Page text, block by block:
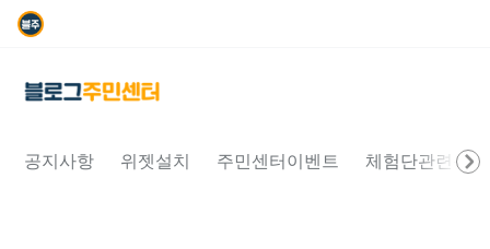
공지사항 위젯설치 주민센터이벤트 체험단관련문의